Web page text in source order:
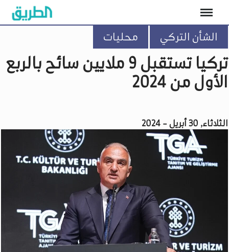
الشأن التركي محليات
تركيا تستقبل 9 ملايين سائح بالربع
الأول من 2024
الثلاثاء, 30 أبريل - 2024